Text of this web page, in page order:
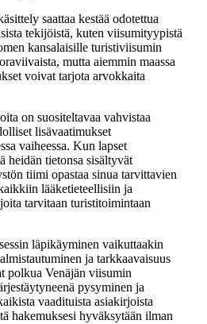
saattaa kestää odotettua
tekijöistä, kuten viisumityypistä
kansalaisille turistiviisumin
mutta aiemmin maassa
voivat tarjota arvokkaita
on suositeltavaa vahvistaa
lisävaatimukset
vaiheessa. Kun lapset
heidän tietonsa sisältyvät
tiimi opastaa sinua tarvittavien
lääketieteellisiin ja
tarvitaan turistitoimintaan
läpikäyminen vaikuttaakin
ja tarkkaavaisuus
polkua Venäjän viisumin
pysyminen ja
vaadituista asiakirjoista
hakemuksesi hyväksytään ilman